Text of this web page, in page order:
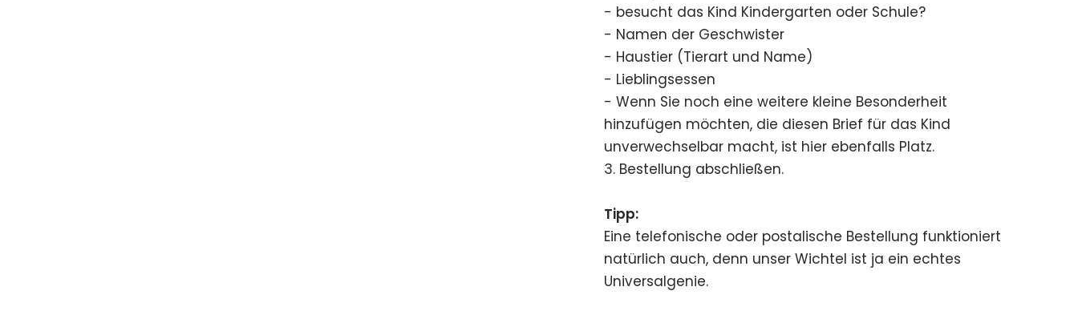
- besucht das Kind Kindergarten oder Schule?
- Namen der Geschwister
- Haustier (Tierart und Name)
- Lieblingsessen
- Wenn Sie noch eine weitere kleine Besonderheit
hinzufügen möchten, die diesen Brief für das Kind
unverwechselbar macht, ist hier ebenfalls Platz.
3. Bestellung abschließen.
Tipp:
Eine telefonische oder postalische Bestellung funktioniert
natürlich auch, denn unser Wichtel ist ja ein echtes
Universalgenie.